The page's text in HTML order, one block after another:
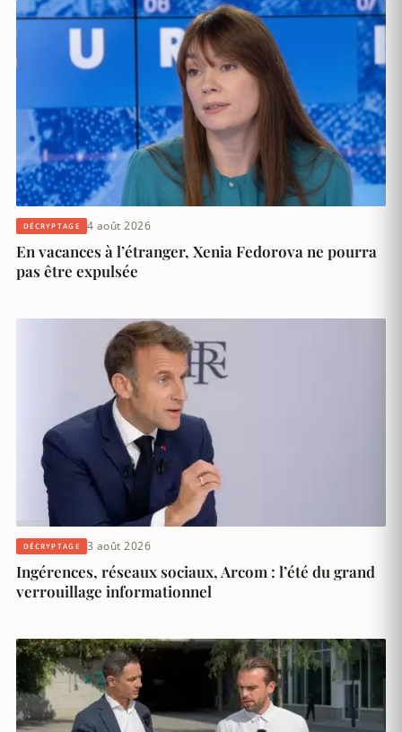
DÉCRYPTAGE 4 août 2026
En vacances à l’étranger, Xenia Fedorova ne pourra
pas être expulsée
DÉCRYPTAGE 3 août 2026
Ingérences, réseaux sociaux, Arcom : l’été du grand
verrouillage informationnel